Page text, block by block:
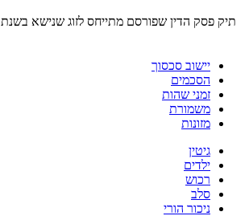
תיק פסק הדין שפורסם מתייחס לזוג שנישא בשנת 1997 והתגרשו
יישוב סכסוך
הסכמים
זמני שהות
משמורת
מזונות
גיטין
ילדים
רכוש
סלב
ניכור הורי